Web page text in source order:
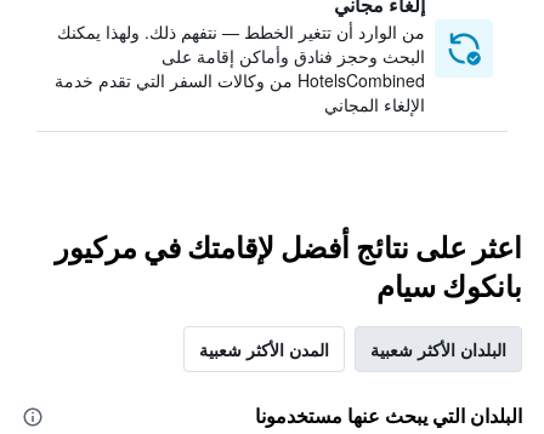
من الوارد أن تتغير الخطط — نتفهم ذلك. ولهذا يمكنك
البحث وحجز فنادق وأماكن إقامة على
HotelsCombined من وكالات السفر التي تقدم خدمة
الإلغاء المجاني
اعثر على نتائج أفضل لإقامتك في مركيور
بانكوك سيام
البلدان الأكثر شعبية المدن الأكثر شعبية
البلدان التي يبحث عنها مستخدمونا